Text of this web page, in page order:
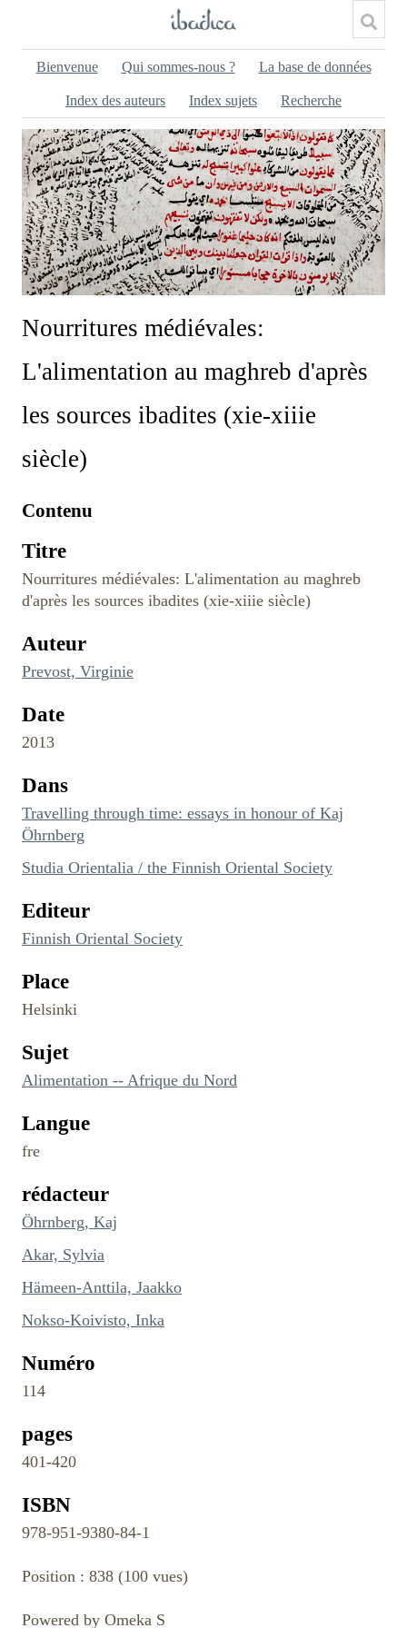
Bienvenue Qui sommes-nous ? La base de données
Index des auteurs Index sujets Recherche
Nourritures médiévales:
L'alimentation au maghreb d'après
les sources ibadites (xie-xiiie
siècle)
Contenu
Titre
Nourritures médiévales: L'alimentation au maghreb
d'après les sources ibadites (xie-xiiie siècle)
Auteur
Prevost, Virginie
Date
2013
Dans
Travelling through time: essays in honour of Kaj
Öhrnberg
Studia Orientalia / the Finnish Oriental Society
Editeur
Finnish Oriental Society
Place
Helsinki
Sujet
Alimentation -- Afrique du Nord
Langue
fre
rédacteur
Öhrnberg, Kaj
Akar, Sylvia
Hämeen-Anttila, Jaakko
Nokso-Koivisto, Inka
Numéro
114
pages
401-420
ISBN
978-951-9380-84-1
Position : 838 (100 vues)
Powered by Omeka S